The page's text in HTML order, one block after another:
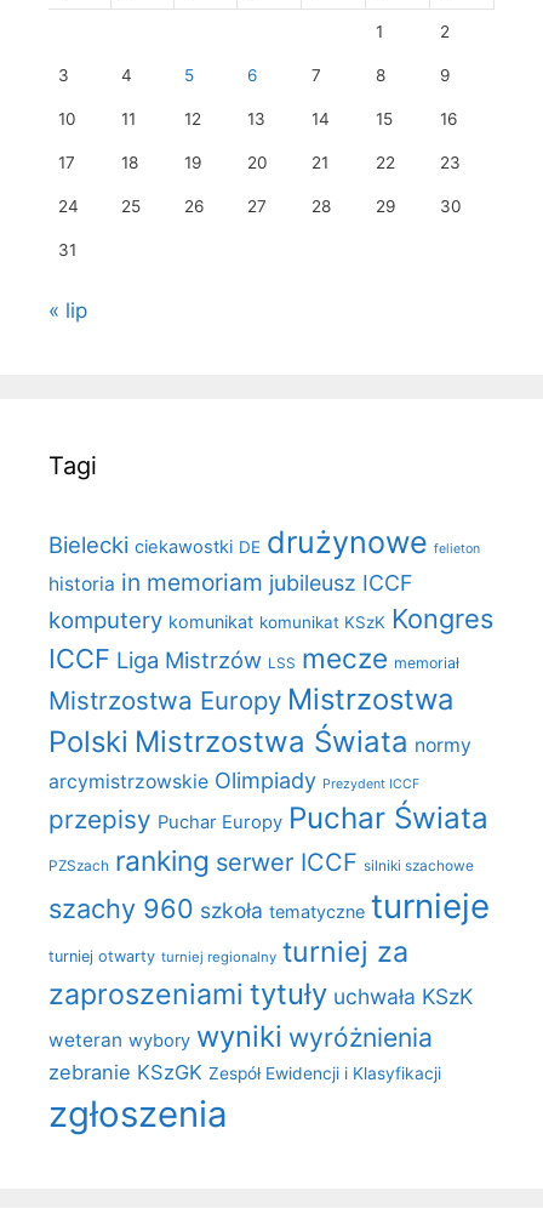
1 2
3 4 5 6 7 8 9
10 11 12 13 14 15 16
17 18 19 20 21 22 23
24 25 26 27 28 29 30
31
« lip
Tagi
Bielecki ciekawostki DE drużynowe felieton
historia in memoriam jubileusz ICCF
komputery komunikat komunikat KSzK Kongres
ICCF Liga Mistrzów LSS mecze memoriał
Mistrzostwa Europy Mistrzostwa
Polski Mistrzostwa Świata normy
arcymistrzowskie Olimpiady Prezydent ICCF
przepisy Puchar Europy Puchar Świata
PZSzach ranking serwer ICCF silniki szachowe
szachy 960 szkoła tematyczne turnieje
turniej otwarty turniej regionalny turniej za
zaproszeniami tytuły uchwała KSzK
weteran wybory wyniki wyróżnienia
zebranie KSzGK Zespół Ewidencji i Klasyfikacji
zgłoszenia